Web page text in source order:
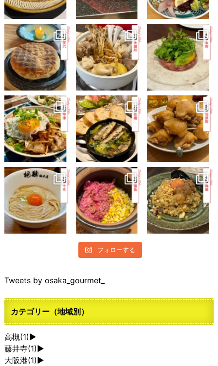
フォローする
Tweets by osaka_gourmet_
カテゴリー（地域別）
高槻(1)►
藤井寺(1)►
大阪港(1)►